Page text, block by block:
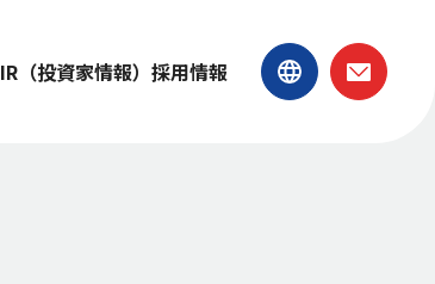
IR（投資家情報） 採用情報